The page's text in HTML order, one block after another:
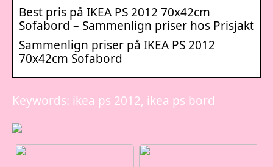
Best pris på IKEA PS 2012 70x42cm
Sofabord – Sammenlign priser hos Prisjakt
Sammenlign priser på IKEA PS 2012
70x42cm Sofabord
Keywords: ikea ps 2012, ikea ps bord